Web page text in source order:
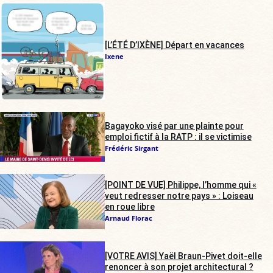
[L’ÉTÉ D’IXÈNE] Départ en vacances
Ixene
Bagayoko visé par une plainte pour
emploi fictif à la RATP : il se victimise
Frédéric Sirgant
[POINT DE VUE] Philippe, l’homme qui «
veut redresser notre pays » : Loiseau
en roue libre
Arnaud Florac
[VOTRE AVIS] Yaël Braun-Pivet doit-elle
renoncer à son projet architectural ?